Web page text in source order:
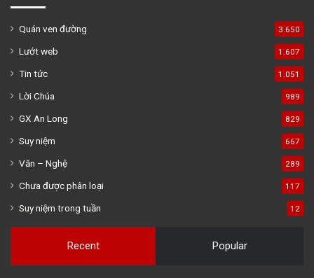
Quán ven đường 3.650
Lướt web 1.607
Tin tức 1.051
Lời Chúa 989
GX An Long 829
Suy niệm 667
Văn – Nghệ 289
Chưa được phân loại 117
Suy niệm trong tuần 12
Recent Popular